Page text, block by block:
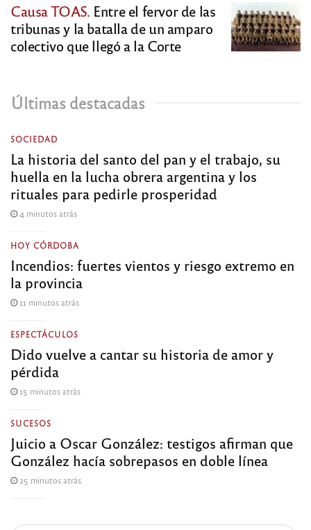
Causa TOAS. Entre el fervor de las
tribunas y la batalla de un amparo
colectivo que llegó a la Corte
Últimas destacadas
SOCIEDAD
La historia del santo del pan y el trabajo, su
huella en la lucha obrera argentina y los
rituales para pedirle prosperidad
4 minutos atrás
HOY CÓRDOBA
Incendios: fuertes vientos y riesgo extremo en
la provincia
11 minutos atrás
ESPECTÁCULOS
Dido vuelve a cantar su historia de amor y
pérdida
15 minutos atrás
SUCESOS
Juicio a Oscar González: testigos afirman que
González hacía sobrepasos en doble línea
25 minutos atrás